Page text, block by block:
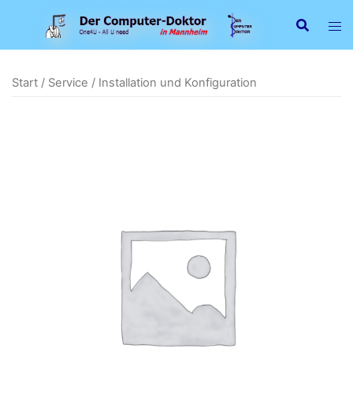
springen
Start / Service / Installation und Konfiguration